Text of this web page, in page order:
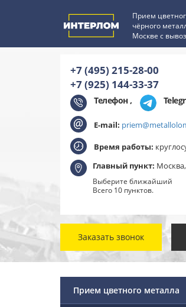
Прием
чёрного
Москве с
+7 (495) 215-28-00
+7 (925) 144-33-37
Телефон ,
E-mail:
Время работы:
Главный пункт:
Выберите ближайший
Всего 10 пунктов.
Заказать звонок
Прием цветного металла